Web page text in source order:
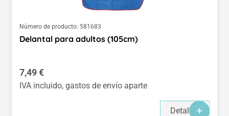
Número de producto: 581683
Delantal para adultos (105cm)
Precio normal:
7,49 €
IVA incluido, gastos de envío aparte
Detalles